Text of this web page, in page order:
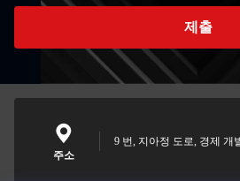
제출
주소
9 번, 지아정 도로, 경제 개